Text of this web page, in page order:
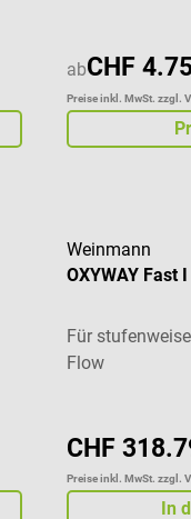
abCHF
Preise inkl. MwSt. zzgl.
Weinmann
OXYWAY Fast
Für
Flow
CHF
Preise inkl. MwSt. zzgl.
In